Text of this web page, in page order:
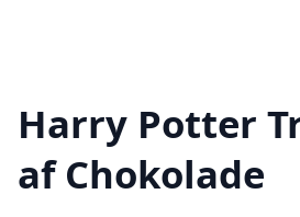
Harry Potter
af Chokolade